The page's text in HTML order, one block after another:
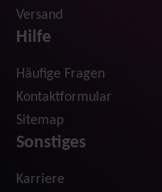
Versand
Hilfe
Häufige Fragen
Kontaktformular
Sitemap
Sonstiges
Karriere